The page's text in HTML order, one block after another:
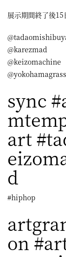
展示期間終了後‪15
@karezmad
@keizomachine
sync
art
d
#hiphop
on